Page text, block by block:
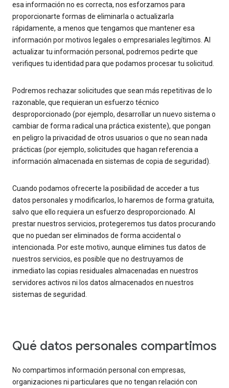
esa información no es correcta, nos esforzamos para
proporcionarte formas de eliminarla o actualizarla
rápidamente, a menos que tengamos que mantener esa
información por motivos legales o empresariales legítimos. Al
actualizar tu información personal, podremos pedirte que
verifiques tu identidad para que podamos procesar tu solicitud.
Podremos rechazar solicitudes que sean más repetitivas de lo
razonable, que requieran un esfuerzo técnico
desproporcionado (por ejemplo, desarrollar un nuevo sistema o
cambiar de forma radical una práctica existente), que pongan
en peligro la privacidad de otros usuarios o que no sean nada
prácticas (por ejemplo, solicitudes que hagan referencia a
información almacenada en sistemas de copia de seguridad).
Cuando podamos ofrecerte la posibilidad de acceder a tus
datos personales y modificarlos, lo haremos de forma gratuita,
salvo que ello requiera un esfuerzo desproporcionado. Al
prestar nuestros servicios, protegeremos tus datos procurando
que no puedan ser eliminados de forma accidental o
intencionada. Por este motivo, aunque elimines tus datos de
nuestros servicios, es posible que no destruyamos de
inmediato las copias residuales almacenadas en nuestros
servidores activos ni los datos almacenados en nuestros
sistemas de seguridad.
Qué datos personales compartimos
No compartimos información personal con empresas,
organizaciones ni particulares que no tengan relación con